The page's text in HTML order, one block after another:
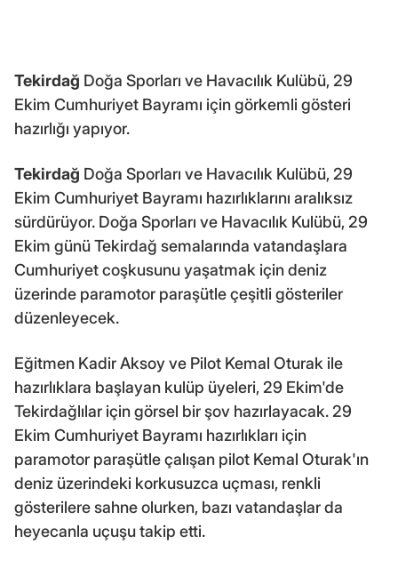
Tekirdağ Doğa Sporları ve Havacılık Kulübü, 29
Ekim Cumhuriyet Bayramı için görkemli gösteri
hazırlığı yapıyor.
Tekirdağ Doğa Sporları ve Havacılık Kulübü, 29
Ekim Cumhuriyet Bayramı hazırlıklarını aralıksız
sürdürüyor. Doğa Sporları ve Havacılık Kulübü, 29
Ekim günü Tekirdağ semalarında vatandaşlara
Cumhuriyet coşkusunu yaşatmak için deniz
üzerinde paramotor paraşütle çeşitli gösteriler
düzenleyecek.
Eğitmen Kadir Aksoy ve Pilot Kemal Oturak ile
hazırlıklara başlayan kulüp üyeleri, 29 Ekim'de
Tekirdağlılar için görsel bir şov hazırlayacak. 29
Ekim Cumhuriyet Bayramı hazırlıkları için
paramotor paraşütle çalışan pilot Kemal Oturak'ın
deniz üzerindeki korkusuzca uçması, renkli
gösterilere sahne olurken, bazı vatandaşlar da
heyecanla uçuşu takip etti.